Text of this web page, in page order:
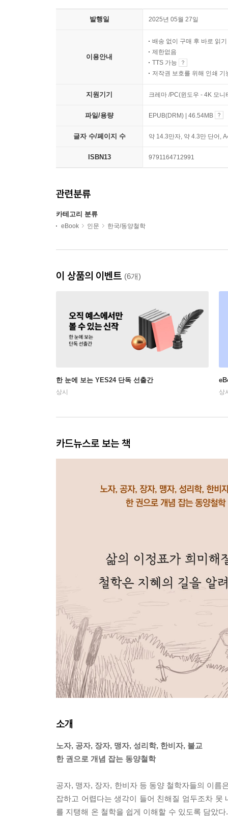
발행일 2025년 05월 27일
이용안내
배송 없이 구매 후 바로 읽기
제한없음
TTS 가능
저작권 보호를 위해 인쇄 기
지원기기 크레마 /PC(윈도우 - 4K 모
파일/용량 EPUB(DRM) | 46.54MB
글자 수/페이지 수 약 14.3만자, 약 4.3만 단어,
ISBN13 9791164712991
관련분류
카테고리 분류
eBook 인문 한국/동양철학
이 상품의 이벤트 (6개)
한 눈에 보는 YES24 단독 선출간
상시 상
카드뉴스로 보는 책
소개
노자, 공자, 장자, 맹자, 성리학, 한비자, 불교
한 권으로 개념 잡는 동양철학
공자, 맹자, 장자, 한비자 등 동양 철학자들의 이름
잡하고 어렵다는 생각이 들어 친해질 엄두조차
를 지탱해 온 철학을 쉽게 이해할 수 있도록 담았